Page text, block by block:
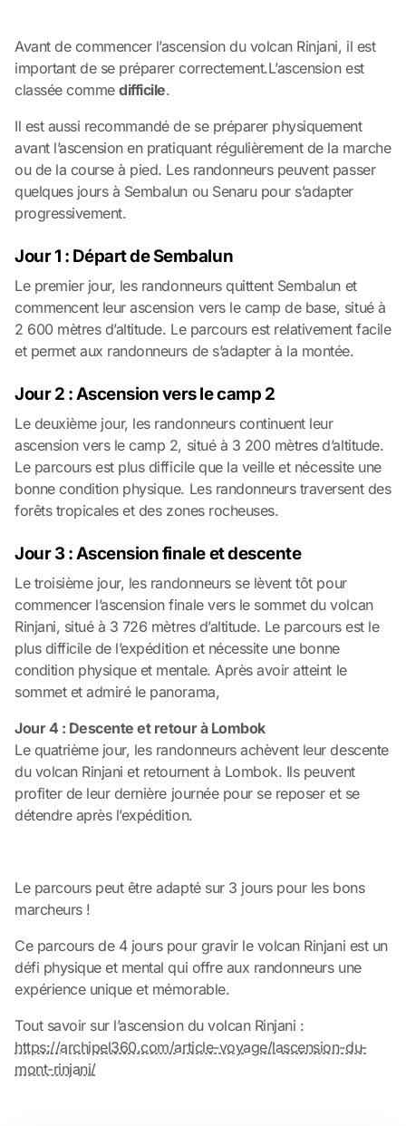
Avant de commencer l’ascension du volcan Rinjani, il est
important de se préparer correctement.L’ascension est
classée commedifficile.
Il est aussi recommandé de se préparer physiquement
avant l’ascension en pratiquant régulièrement de la marche
ou de la course à pied. Les randonneurs peuvent passer
quelques jours à Sembalun ou Senaru pour s’adapter
progressivement.
Jour 1 : Départ de Sembalun
Le premier jour, les randonneurs quittent Sembalun et
commencent leur ascension vers le camp de base, situé à
2 600 mètres d’altitude. Le parcours est relativement facile
et permet aux randonneurs de s’adapter à la montée.
Jour 2 : Ascension vers le camp 2
Le deuxième jour, les randonneurs continuent leur
ascension vers le camp 2, situé à 3 200 mètres d’altitude.
Le parcours est plus difficile que la veille et nécessite une
bonne condition physique. Les randonneurs traversent des
forêts tropicales et des zones rocheuses.
Jour 3 : Ascension finale et descente
Le troisième jour, les randonneurs se lèvent tôt pour
commencer l’ascension finale vers le sommet du volcan
Rinjani, situé à 3 726 mètres d’altitude. Le parcours est le
plus difficile de l’expédition et nécessite une bonne
condition physique et mentale. Après avoir atteint le
sommet et admiré le panorama,
Jour 4 : Descente et retour à Lombok
Le quatrième jour, les randonneurs achèvent leur descente
du volcan Rinjani et retournent à Lombok. Ils peuvent
profiter de leur dernière journée pour se reposer et se
détendre après l’expédition.
Le parcours peut être adapté sur 3 jours pour les bons
marcheurs !
Ce parcours de 4 jours pour gravir le volcan Rinjani est un
défi physique et mental qui offre aux randonneurs une
expérience unique et mémorable.
Tout savoir sur l’ascension du volcan Rinjani :
https://archipel360.com/article-voyage/lascension-du-
mont-rinjani/